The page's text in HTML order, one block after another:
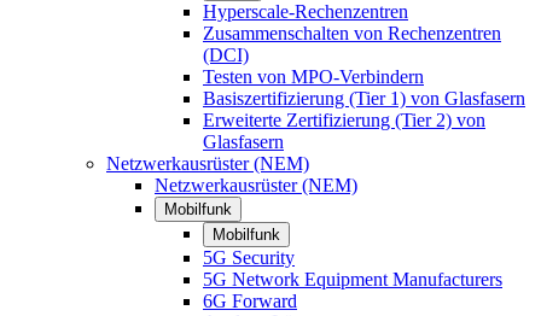
Hyperscale-Rechenzentren
Zusammenschalten von Rechenzentren
(DCI)
Testen von MPO-Verbindern
Basiszertifizierung (Tier 1) von Glasfasern
Erweiterte Zertifizierung (Tier 2) von
Glasfasern
Netzwerkausrüster (NEM)
Netzwerkausrüster (NEM)
Mobilfunk
Mobilfunk
5G Security
5G Network Equipment Manufacturers
6G Forward